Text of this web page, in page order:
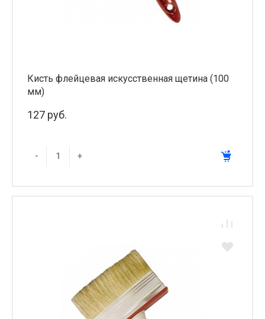
Кисть флейцевая искусственная щетина (100
мм)
127 руб.
- +